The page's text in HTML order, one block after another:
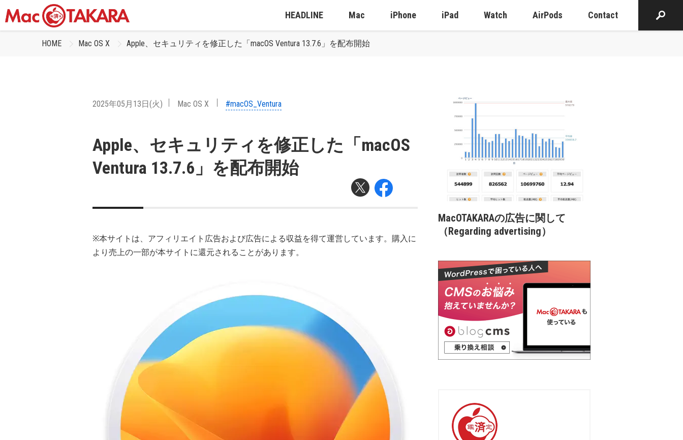
HEADLINE Mac iPhone iPad Watch AirPods Contact
HOME Mac OS X Apple、セキュリティを修正した「macOS Ventura 13.7.6」を配布開始
2025年05月13日(火) Mac OS X #macOS_Ventura
Apple、セキュリティを修正した「macOS
Ventura 13.7.6」を配布開始
※本サイトは、アフィリエイト広告および広告による収益を得て運営しています。購入に
より売上の一部が本サイトに還元されることがあります。
MacOTAKARAの広告に関して
（Regarding advertising）